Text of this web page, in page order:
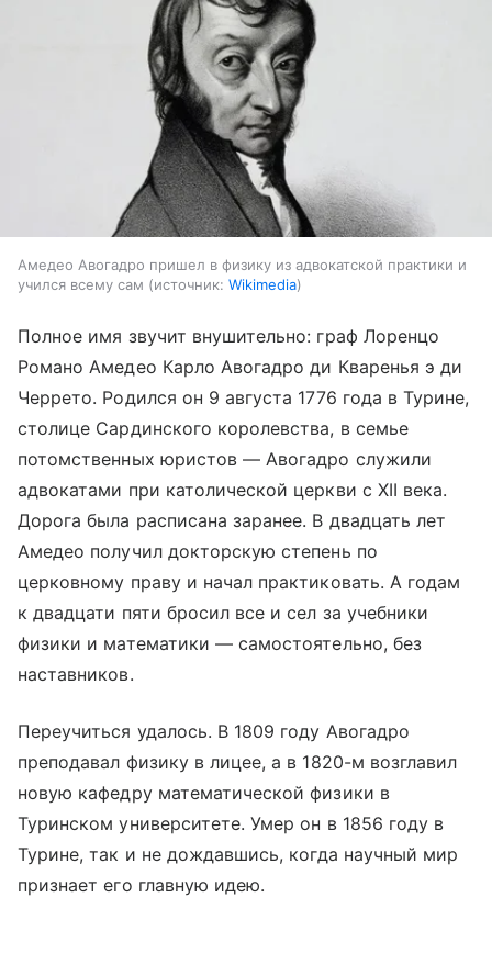
Амедео Авогадро пришел в физику из адвокатской практики и
учился всему сам
источник: Wikimedia
Полное имя звучит внушительно: граф Лоренцо
Романо Амедео Карло Авогадро ди Кваренья э ди
Черрето. Родился он 9 августа 1776 года в Турине,
столице Сардинского королевства, в семье
потомственных юристов — Авогадро служили
адвокатами при католической церкви с XII века.
Дорога была расписана заранее. В двадцать лет
Амедео получил докторскую степень по
церковному праву и начал практиковать. А годам
к двадцати пяти бросил все и сел за учебники
физики и математики — самостоятельно, без
наставников.
Переучиться удалось. В 1809 году Авогадро
преподавал физику в лицее, а в 1820-м возглавил
новую кафедру математической физики в
Туринском университете. Умер он в 1856 году в
Турине, так и не дождавшись, когда научный мир
признает его главную идею.